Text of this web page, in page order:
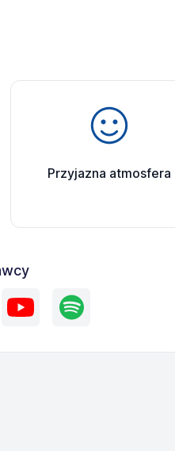
Przyjazna atmosfera